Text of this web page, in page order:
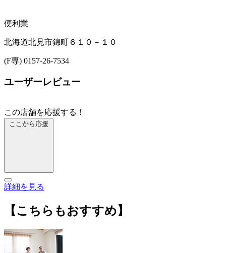
便利業
北海道北見市錦町６１０－１０
(F専) 0157-26-7534
ユーザーレビュー
この店舗を応援する！
ここから応援
詳細を見る
【こちらもおすすめ】